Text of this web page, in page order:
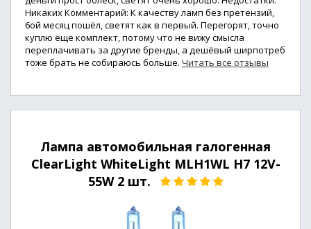
Никаких Комментарий: К качеству ламп без претензий,
6ой месяц пошёл, светят как в первый. Перегорят, точно
куплю еще комплект, потому что не вижу смысла
переплачивать за другие бренды, а дешёвый ширпотреб
тоже брать не собираюсь больше. Читать все отзывы
Лампа автомобильная галогенная
ClearLight WhiteLight MLH1WL H7 12V-
55W 2 шт.